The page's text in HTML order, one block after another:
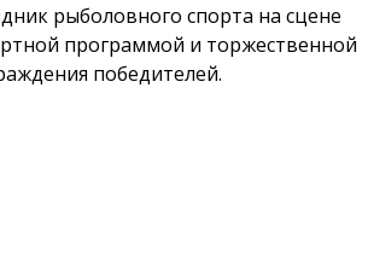
рыболовного спорта на сцене
программой и торжественной
победителей.